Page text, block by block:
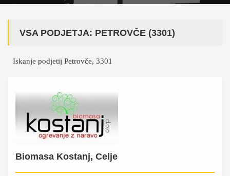
VSA PODJETJA: PETROVČE (3301)
Iskanje podjetij Petrovče, 3301
Biomasa Kostanj, Celje